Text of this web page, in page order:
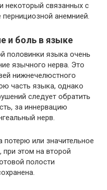
некоторый связанных с
анемнией.
и боль в языке
половинки языка очень
язычного нерва. Это
нижнечелюстного
часть языка, однако
следует обратить
за иннервацию
нерв.
или значительное
этом на второй
полости